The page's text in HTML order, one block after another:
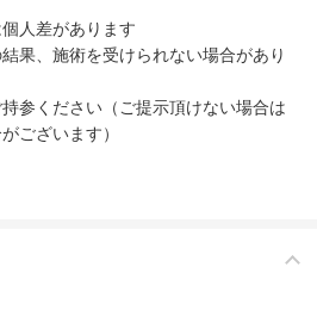
人差があります
果、施術を受けられない場合があり
参ください（ご提示頂けない場合は
ございます）